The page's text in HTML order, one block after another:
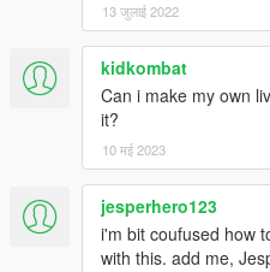
13 जुलाई 2022
kidkombat
Can i make my own
it?
10 मई 2023
jesperhero123
i'm bit coufused how
with this. add me,